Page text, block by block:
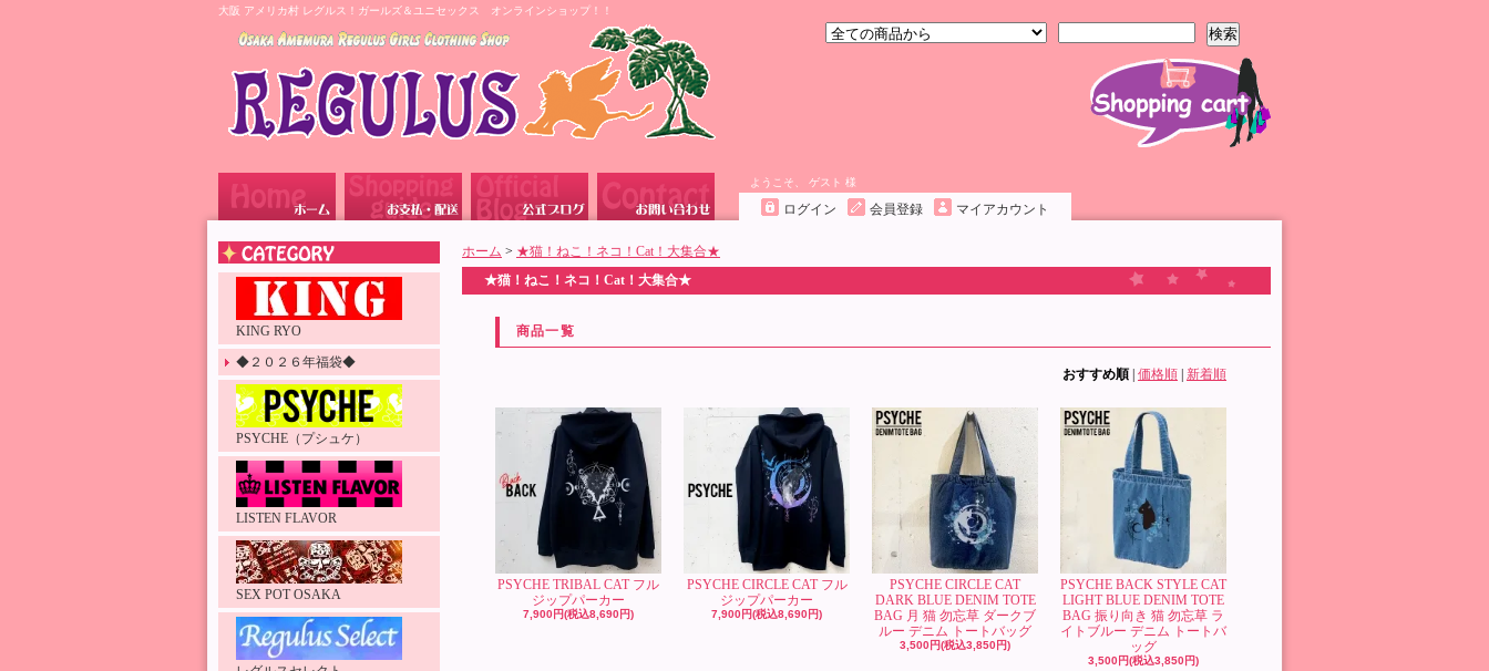
大阪 アメリカ村 レグルス！ガールズ＆ユニセックス オンラインショップ！！
検索
ようこそ、 ゲスト 様
ログイン 会員登録 マイアカウント
KING RYO
◆２０２６年福袋◆
PSYCHE（プシュケ）
LISTEN FLAVOR
SEX POT OSAKA
ホーム > ★猫！ねこ！ネコ！Cat！大集合★
★猫！ねこ！ネコ！Cat！大集合★
商品一覧
おすすめ順 価格順 新着順
PSYCHE TRIBAL CAT フル
ジップパーカー
7,900円(税込8,690円)
PSYCHE CIRCLE CAT フル
ジップパーカー
7,900円(税込8,690円)
PSYCHE CIRCLE CAT
DARK BLUE DENIM TOTE
BAG 月 猫 勿忘草 ダークブ
ルー デニム トートバッグ
3,500円(税込3,850円)
PSYCHE BACK STYLE CAT
LIGHT BLUE DENIM TOTE
BAG 振り向き 猫 勿忘草 ラ
イトブルー デニム トートバ
ッグ
3,500円(税込3,850円)